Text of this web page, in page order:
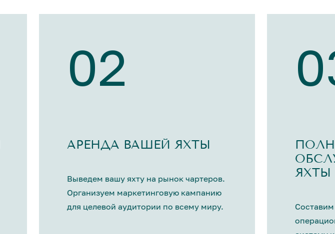
02
АРЕНДА ВАШЕЙ ЯХТЫ
Выведем вашу яхту на рынок чартеров.
Организуем маркетинговую кампанию
для целевой аудитории по всему миру.
ЯХТЫ